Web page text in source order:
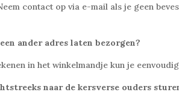
contact op via e-mail als je geen
ander adres laten bezorgen?
in het winkelmandje kun je
naar de kersverse ouders